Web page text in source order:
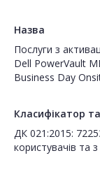
Назва
Послуги з
Dell PowerVault
Business Day
Класифікатор
ДК 021:2015:
користувачів та